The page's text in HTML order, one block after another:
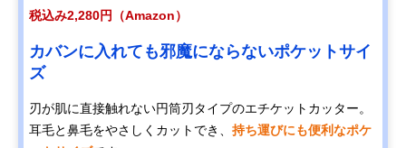
税込み2,280円（Amazon）
カバンに入れても邪魔にならないポケットサイ
ズ
刃が肌に直接触れない円筒刃タイプのエチケットカッター。
耳毛と鼻毛をやさしくカットでき、 持ち運びにも便利なポケ